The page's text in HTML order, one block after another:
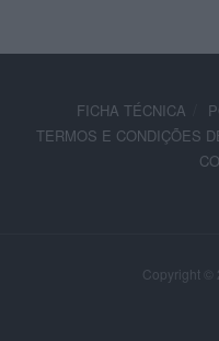
FICHA TÉCNICA
TERMOS E CONDIÇÕES
Copyright ©